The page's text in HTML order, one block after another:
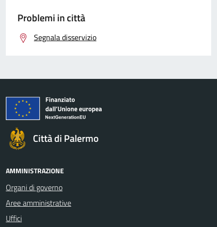
Problemi in città
Segnala disservizio
Città di Palermo
AMMINISTRAZIONE
Organi di governo
Aree amministrative
Uffici